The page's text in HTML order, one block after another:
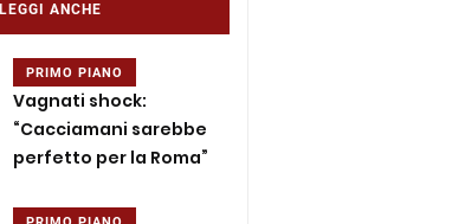
LEGGI ANCHE
PRIMO PIANO
Vagnati shock:
“Cacciamani sarebbe
perfetto per la Roma”